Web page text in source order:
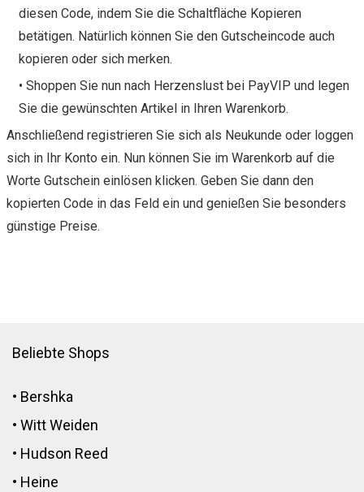
diesen Code, indem Sie die Schaltfläche Kopieren
betätigen. Natürlich können Sie den Gutscheincode auch
kopieren oder sich merken.
• Shoppen Sie nun nach Herzenslust bei PayVIP und legen
Sie die gewünschten Artikel in Ihren Warenkorb.
Anschließend registrieren Sie sich als Neukunde oder loggen
sich in Ihr Konto ein. Nun können Sie im Warenkorb auf die
Worte Gutschein einlösen klicken. Geben Sie dann den
kopierten Code in das Feld ein und genießen Sie besonders
günstige Preise.
Beliebte Shops
• Bershka
• Witt Weiden
• Hudson Reed
• Heine